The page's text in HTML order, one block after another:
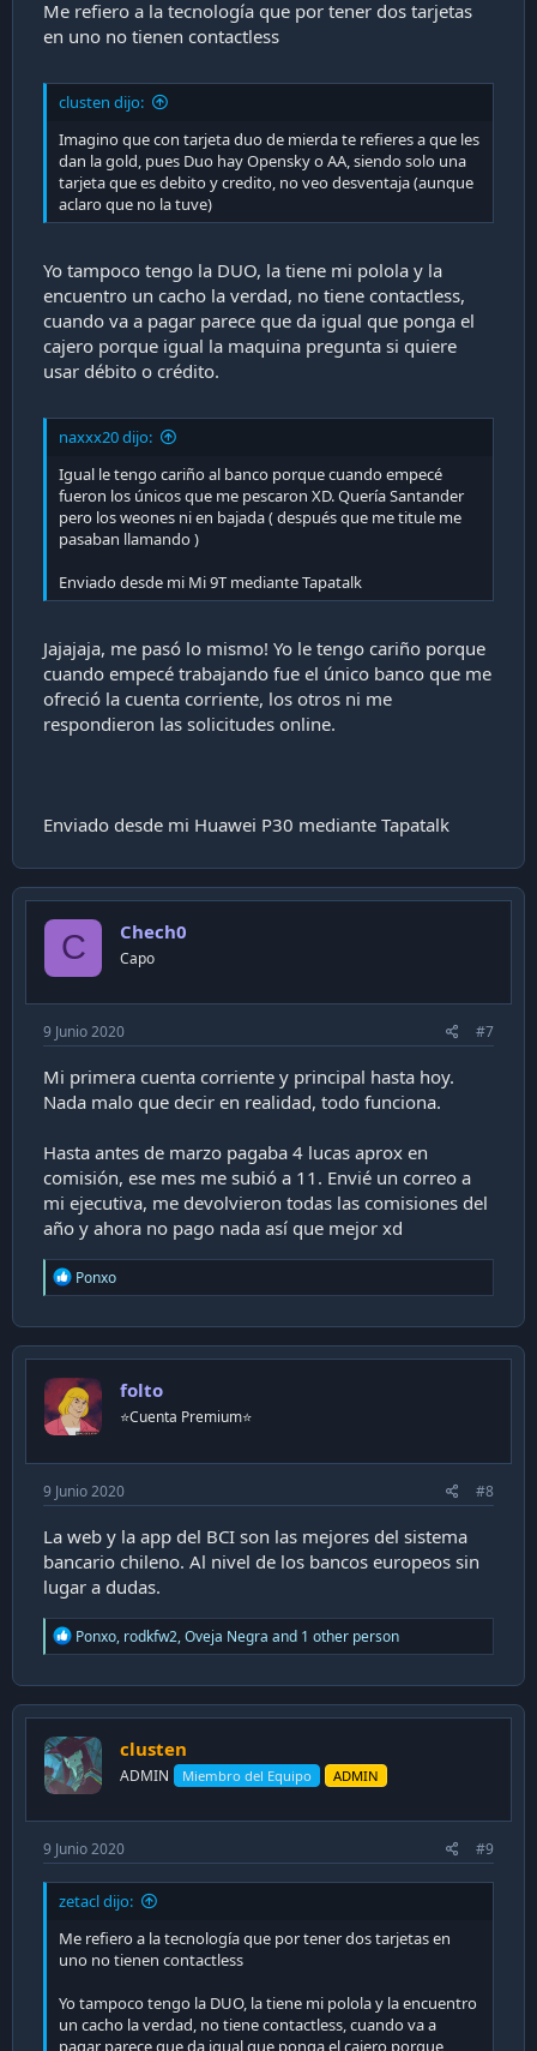
Me refiero a la tecnología que por tener dos tarjetas
en uno no tienen contactless
clusten dijo:
Imagino que con tarjeta duo de mierda te refieres a que les
dan la gold, pues Duo hay Opensky o AA, siendo solo una
tarjeta que es debito y credito, no veo desventaja (aunque
aclaro que no la tuve)
Yo tampoco tengo la DUO, la tiene mi polola y la
encuentro un cacho la verdad, no tiene contactless,
cuando va a pagar parece que da igual que ponga el
cajero porque igual la maquina pregunta si quiere
usar débito o crédito.
naxxx20 dijo:
Igual le tengo cariño al banco porque cuando empecé
fueron los únicos que me pescaron XD. Quería Santander
pero los weones ni en bajada ( después que me titule me
pasaban llamando )
Enviado desde mi Mi 9T mediante Tapatalk
Jajajaja, me pasó lo mismo! Yo le tengo cariño porque
cuando empecé trabajando fue el único banco que me
ofreció la cuenta corriente, los otros ni me
respondieron las solicitudes online.
Enviado desde mi Huawei P30 mediante Tapatalk
C Chech0
Capo
9 Junio 2020 #7
Mi primera cuenta corriente y principal hasta hoy.
Nada malo que decir en realidad, todo funciona.
Hasta antes de marzo pagaba 4 lucas aprox en
comisión, ese mes me subió a 11. Envié un correo a
mi ejecutiva, me devolvieron todas las comisiones del
año y ahora no pago nada así que mejor xd
R
e
c
t
o
n
s
Ponxo
folto
⭐️Cuenta Premium⭐️
9 Junio 2020 #8
La web y la app del BCI son las mejores del sistema
bancario chileno. Al nivel de los bancos europeos sin
lugar a dudas.
R
e
c
t
o
n
s
Ponxo, rodkfw2,Oveja Negra and 1 other person
clusten
ADMIN Miembro del Equipo ADMIN
9 Junio 2020 #9
zetacl dijo:
Me refiero a la tecnología que por tener dos tarjetas en
uno no tienen contactless
Yo tampoco tengo la DUO, la tiene mi polola y la encuentro
un cacho la verdad, no tiene contactless, cuando va a
pagar parece que da igual que ponga el cajero porque